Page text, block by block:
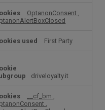
OptanonConsent
First Party
driveloyalty.it
__cf_bm ,
,